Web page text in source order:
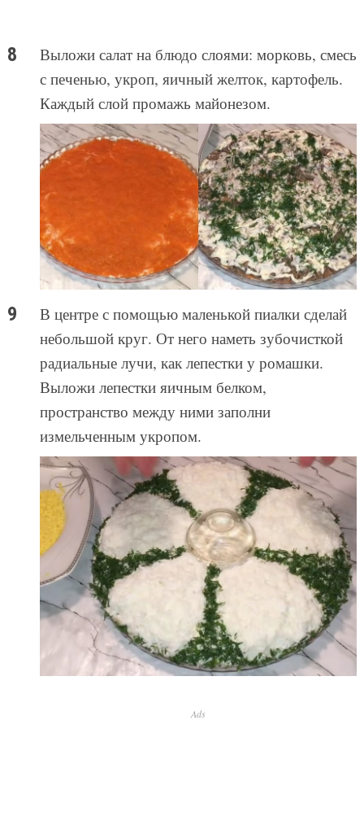
Выложи салат на блюдо слоями: морковь, смесь
с печенью, укроп, яичный желток, картофель.
Каждый слой промажь майонезом.
В центре с помощью маленькой пиалки сделай
небольшой круг. От него наметь зубочисткой
радиальные лучи, как лепестки у ромашки.
Выложи лепестки яичным белком,
пространство между ними заполни
измельченным укропом.
Ads